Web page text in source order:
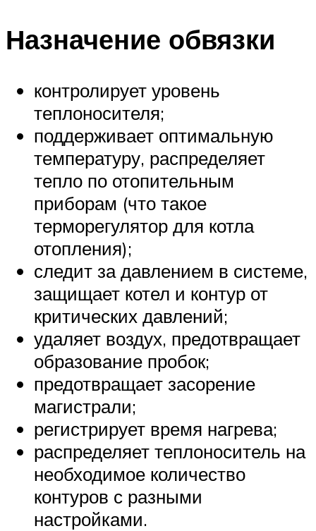
Назначение обвязки
контролирует уровень
теплоносителя;
поддерживает оптимальную
температуру, распределяет
тепло по отопительным
приборам (что такое
терморегулятор для котла
отопления);
следит за давлением в системе,
защищает котел и контур от
критических давлений;
удаляет воздух, предотвращает
образование пробок;
предотвращает засорение
магистрали;
регистрирует время нагрева;
распределяет теплоноситель на
необходимое количество
контуров с разными
настройками.